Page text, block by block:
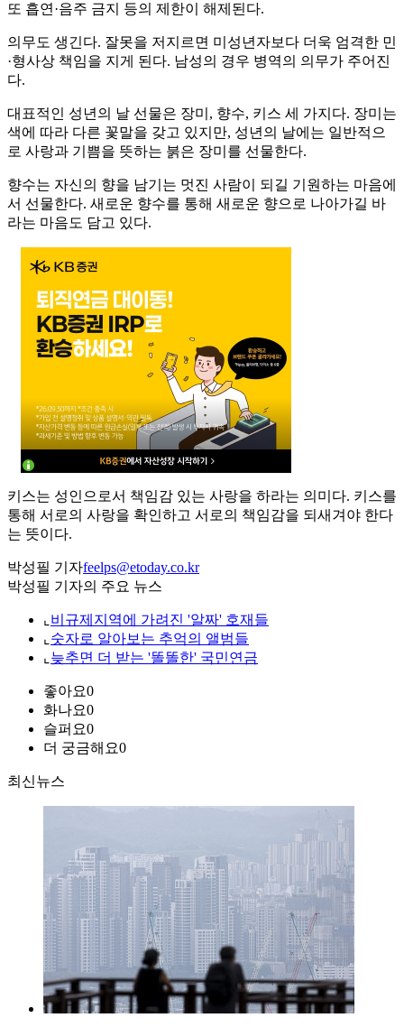
또 흡연·음주 금지 등의 제한이 해제된다.
의무도 생긴다. 잘못을 저지르면 미성년자보다 더욱 엄격한 민
·형사상 책임을 지게 된다. 남성의 경우 병역의 의무가 주어진
다.
대표적인 성년의 날 선물은 장미, 향수, 키스 세 가지다. 장미는
색에 따라 다른 꽃말을 갖고 있지만, 성년의 날에는 일반적으
로 사랑과 기쁨을 뜻하는 붉은 장미를 선물한다.
향수는 자신의 향을 남기는 멋진 사람이 되길 기원하는 마음에
서 선물한다. 새로운 향수를 통해 새로운 향으로 나아가길 바
라는 마음도 담고 있다.
키스는 성인으로서 책임감 있는 사랑을 하라는 의미다. 키스를
통해 서로의 사랑을 확인하고 서로의 책임감을 되새겨야 한다
는 뜻이다.
박성필 기자feelps@etoday.co.kr
박성필 기자의 주요 뉴스
⌞ 비규제지역에 가려진 '알짜' 호재들
⌞ 숫자로 알아보는 추억의 앨범들
⌞ 늦추면 더 받는 '똘똘한' 국민연금
좋아요0
화나요0
슬퍼요0
더 궁금해요0
최신뉴스